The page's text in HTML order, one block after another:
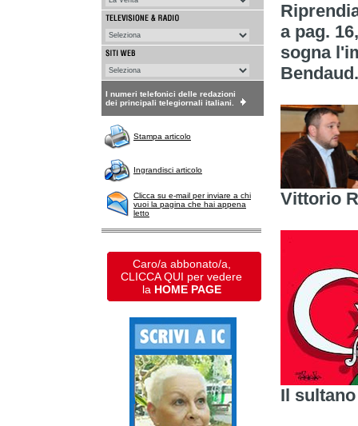
I numeri telefonici delle redazioni
dei principali telegiornali italiani.
Stampa articolo
Ingrandisci articolo
Clicca su e-mail per inviare a chi
vuoi la pagina che hai appena
letto
Caro/a abbonato/a,
CLICCA QUI per vedere
la HOME PAGE
a pag.
sogna
Bendaud.
Vittorio
Il